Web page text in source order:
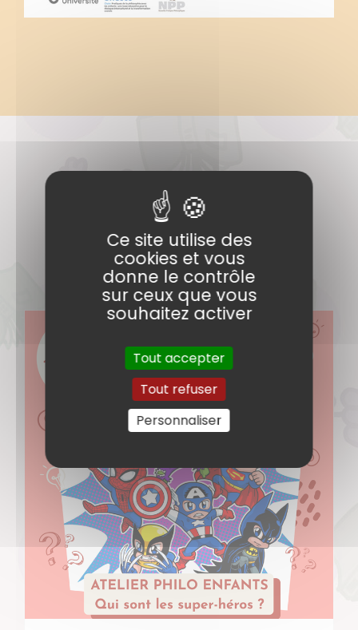
Actualités
Ce site utilise des
cookies et vous
donne le contrôle
sur ceux que vous
souhaitez activer
Tout accepter
Tout refuser
Personnaliser